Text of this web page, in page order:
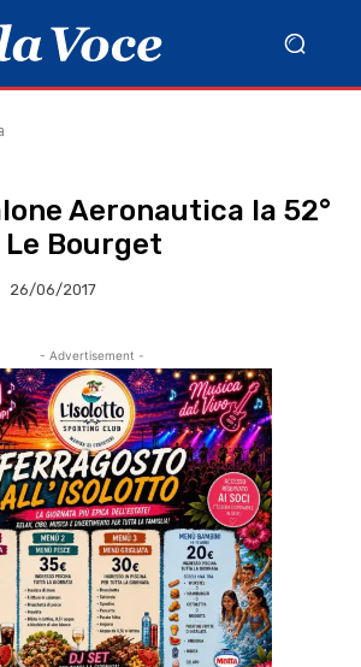
Aeronautica la 52°
Bourget
26/06/2017
- Advertisement -